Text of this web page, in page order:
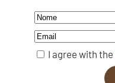
I agree with the